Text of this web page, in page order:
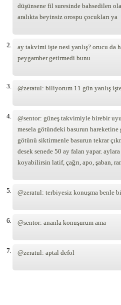
düşünsene fil suresinde bahsedilen
aralıkta beyinsiz orospu çocukları ya
2.
ay takvimi işte nesi yanlış? orucu da
peygamber getirmedi bunu
3. @zeratul: biliyorum 11 gün yanlış
4.
@sentor: güneş takvimiyle birebir
mesela götündeki basurun
götünü siktirmenle basurun tekrar
desek senede 50 ay falan yapar.
koyabilirsin latif, çağrı, apo, şaban,
5. @zeratul: terbiyesiz konuşma benle
6. @sentor: ananla konuşurum ama
7. @zeratul: aptal defol